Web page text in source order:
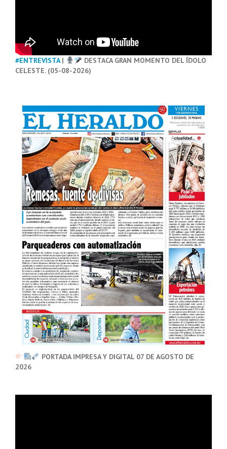
#ENTREVISTA|
DESTACA GRAN MOMENTO DEL ÍDOLO
CELESTE. (05-08-2026)
PORTADA IMPRESA Y DIGITAL 07 DE AGOSTO DE
2026